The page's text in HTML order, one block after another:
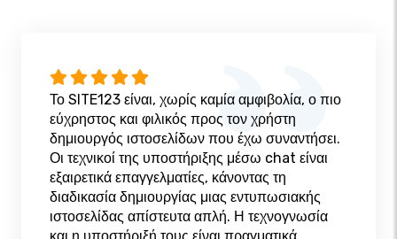
Το SITE123 είναι, χωρίς καμία αμφιβολία, ο πιο
εύχρηστος και φιλικός προς τον χρήστη
δημιουργός ιστοσελίδων που έχω συναντήσει.
Οι τεχνικοί της υποστήριξης μέσω chat είναι
εξαιρετικά επαγγελματίες, κάνοντας τη
διαδικασία δημιουργίας μιας εντυπωσιακής
ιστοσελίδας απίστευτα απλή. Η τεχνογνωσία